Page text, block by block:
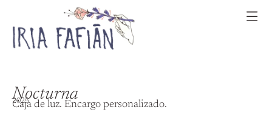
Nocturna
2023
Caja de luz. Encargo personalizado.